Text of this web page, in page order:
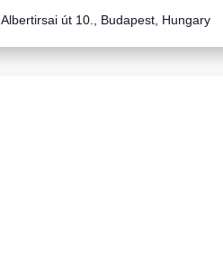
Albertirsai út 10., Budapest, Hungary